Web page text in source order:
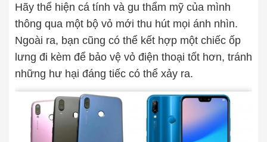
Hãy thể hiện cá tính và gu thẩm mỹ của mình
thông qua một bộ vỏ mới thu hút mọi ánh nhìn.
Ngoài ra, bạn cũng có thể kết hợp một chiếc ốp
lưng đi kèm để bảo vệ vỏ điện thoại tốt hơn, tránh
những hư hại đáng tiếc có thể xảy ra.